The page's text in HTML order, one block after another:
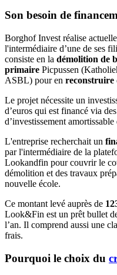
Son besoin de
Borghof Invest réalise
l'intermédiaire d’une de ses
consiste en la démolition de
primaire Picpussen
ASBL) pour en reconstruire
Le projet nécessite un
d’euros qui est financé via
d’investissement
L'entreprise recherchait un
par l'intermédiaire de la
Lookandfin pour couvrir le
démolition et des travaux
nouvelle école.
Ce montant levé auprès de
Look&Fin est un prêt bullet
l’an. Il comprend aussi une
frais.
Pourquoi le choix du